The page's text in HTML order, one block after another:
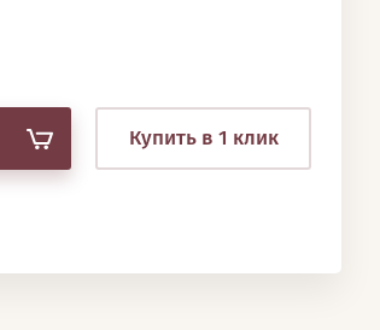
Купить в 1 клик